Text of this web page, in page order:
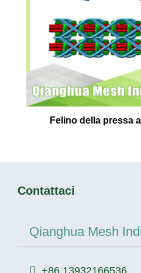
Felino della pressa
Contattaci
Qianghua Mesh
+86 13932166536